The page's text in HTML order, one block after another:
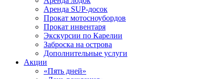
Аренда SUP-досок
Прокат мотосноубордов
Прокат инвентаря
Экскурсии по Карелии
Заброска на острова
Дополнительные услуги
Акции
«Пять дней»